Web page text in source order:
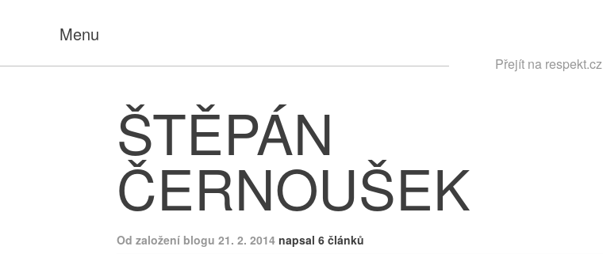
Menu
Přejít na respekt.cz
ŠTĚPÁN
ČERNOUŠEK
Od založení blogu 21. 2. 2014 napsal 6 článků